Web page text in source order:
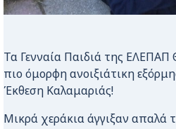
Τα Γενναία Παιδιά της ΕΛΕΠΑΠ
πιο όμορφη ανοιξιάτικη
Έκθεση Καλαμαριάς!
Μικρά χεράκια άγγιξαν απαλά